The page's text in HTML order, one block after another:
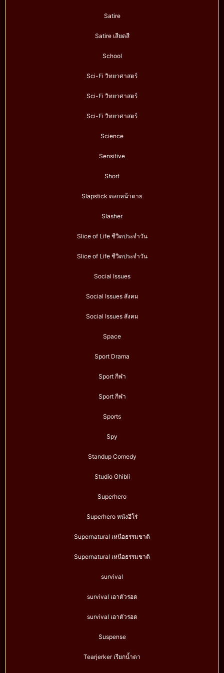
Satire
Satire เสียดสี
School
Sci-Fi วิทยาศาสตร์
Sci-Fi วิทยาศาสตร์
Sci-Fi วิทยาศาสตร์
Science
Sensitive
Short
Slapstick ตลกหน้าตาย
Slasher
Slice of Life ชีวิตประจำวัน
Slice of Life ชีวิตประจำวัน
Social Issues
Social Issues สังคม
Social Issues สังคม
Space
Sport Drama
Sport กีฬา
Sport กีฬา
Sports
Spy
Standup Comedy
Studio Ghibli
Superhero
Superhero หนังฮีโร่
Supernatural เหนือธรรมชาติ
Supernatural เหนือธรรมชาติ
survival
survival เอาตัวรอด
survival เอาตัวรอด
Suspense
Tearjerker เรียกน้ำตา